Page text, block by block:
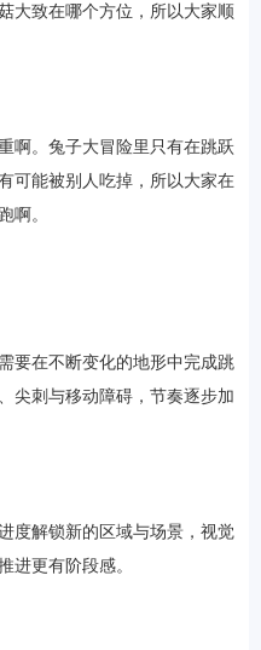
大致在哪个方位，所以大家顺
啊。兔子大冒险里只有在跳跃
可能被别人吃掉，所以大家在
啊。
要在不断变化的地形中完成跳
尖刺与移动障碍，节奏逐步加
度解锁新的区域与场景，视觉
进更有阶段感。